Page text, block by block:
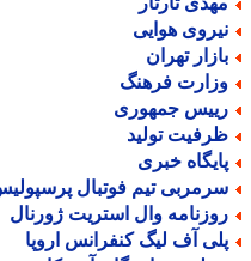
هوایی
تهران
فرهنگ
جمهوری
تولید
خبری
تیم فوتبال پرسپولیس
وال استریت ژورنال
آف لیگ کنفرانس اروپا